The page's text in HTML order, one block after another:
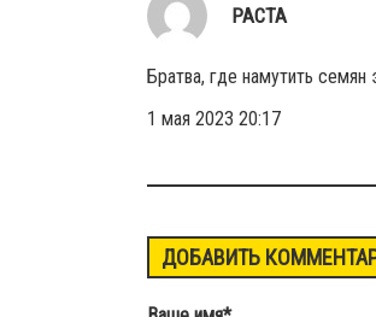
РАСТА
Братва, где намутить семян
1 мая 2023 20:17
ДОБАВИТЬ